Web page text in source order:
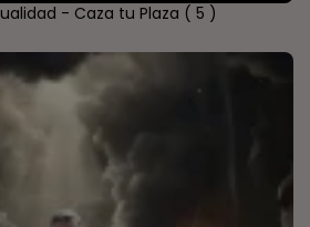
- Caza tu Plaza ( 5 )